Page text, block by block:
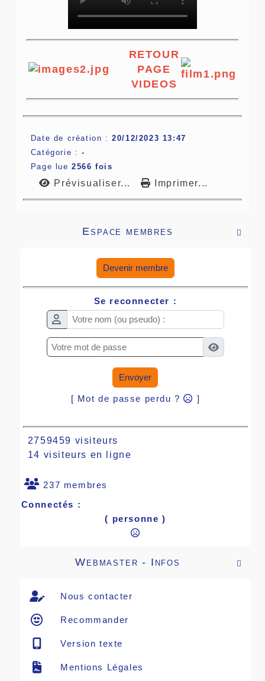
RETOUR
PAGE
VIDEOS
Date de création :20/12/2023 13:47
Catégorie : -
Page lue2566 fois
Prévisualiser... Imprimer...

Espace membres
Devenir membre
Se reconnecter :
Envoyer
[ Mot de passe perdu ? ]
2759459 visiteurs
14 visiteurs en ligne
237 membres
Connectés :
( personne )

Webmaster - Infos
Nous contacter
Recommander
Version texte
Mentions Légales